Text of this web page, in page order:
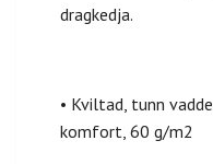
dragkedja.
• Kviltad, tunn
komfort, 60 g/m2